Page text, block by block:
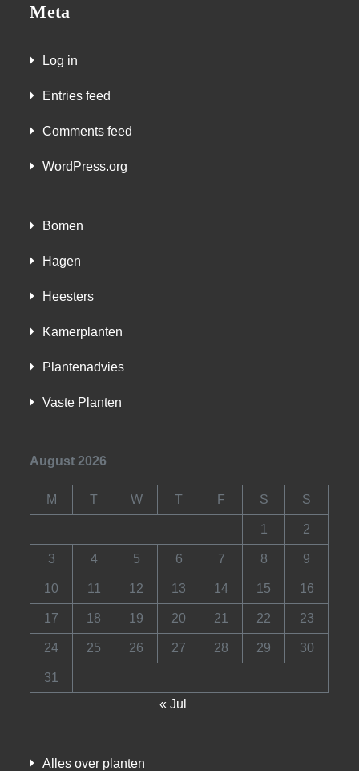
Meta
Log in
Entries feed
Comments feed
WordPress.org
Bomen
Hagen
Heesters
Kamerplanten
Plantenadvies
Vaste Planten
August 2026
M T W T F S S
1 2
3 4 5 6 7 8 9
10 11 12 13 14 15 16
17 18 19 20 21 22 23
24 25 26 27 28 29 30
31
« Jul
Alles over planten